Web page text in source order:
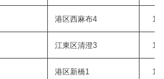
港区西麻布4
江東区清澄3
港区新橋1